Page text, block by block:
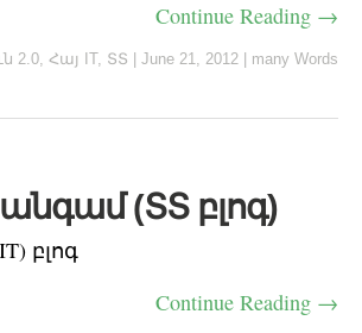
Continue Reading →
2.0, Հայ IT, ՏՏ June 21, 2012 many Words
(ՏՏ բլոգ)
բլոգ
Continue Reading →